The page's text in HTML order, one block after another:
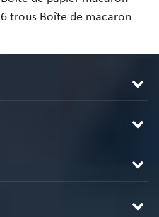
6 trous Boîte de macaron
personnalisée